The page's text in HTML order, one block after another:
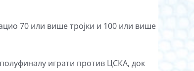
70 или више тројки и 100 или више
играти против ЦСКА, док